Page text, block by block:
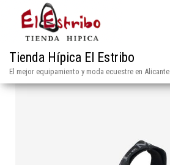
Tienda Hípica El Estribo
El mejor equipamiento y moda ecuestre en Alicante